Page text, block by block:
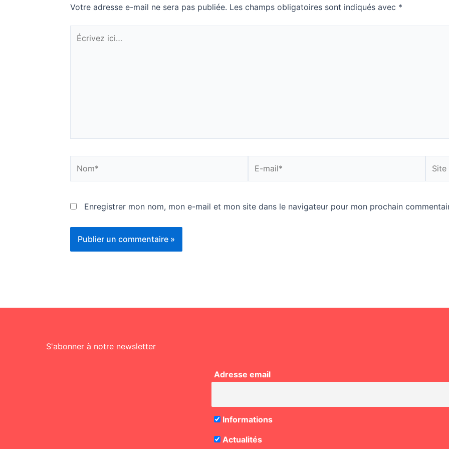
Votre adresse e-mail ne sera pas publiée. Les champs obligatoires sont indiqués avec *
Écrivez
ici…
mail*
Enregistrer mon nom, mon e-mail et mon site dans le navigateur pour mon prochain
S'abonner à notre newsletter
Adresse email
Informations
Actualités